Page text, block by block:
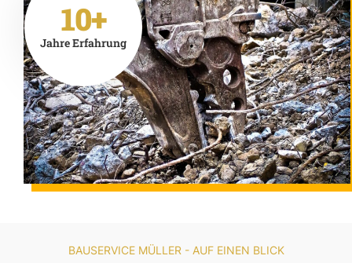
10+
Jahre Erfahrung
BAUSERVICE MÜLLER - AUF EINEN BLICK